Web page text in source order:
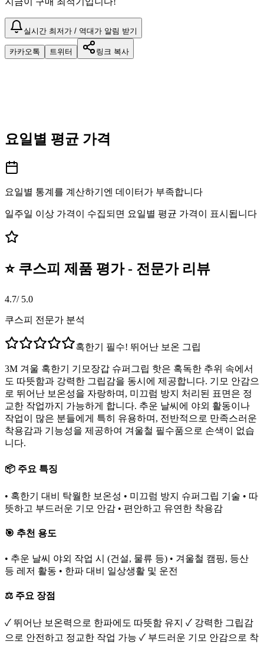
실시간 최저가 / 역대가 알림 받기
카카오톡 트위터 링크 복사
요일별 평균 가격
요일별 통계를 계산하기엔 데이터가 부족합니다
일주일 이상 가격이 수집되면 요일별 평균 가격이 표시됩니다
⭐ 쿠스피 제품 평가 - 전문가 리뷰
4.7/ 5.0
쿠스피 전문가 분석
혹한기 필수! 뛰어난 보온 그립
3M 겨울 혹한기 기모장갑 슈퍼그립 핫은 혹독한 추위 속에서
도 따뜻함과 강력한 그립감을 동시에 제공합니다. 기모 안감으
로 뛰어난 보온성을 자랑하며, 미끄럼 방지 처리된 표면은 정
교한 작업까지 가능하게 합니다. 추운 날씨에 야외 활동이나
작업이 많은 분들에게 특히 유용하며, 전반적으로 만족스러운
착용감과 기능성을 제공하여 겨울철 필수품으로 손색이 없습
니다.
📦 주요 특징
• 혹한기 대비 탁월한 보온성 • 미끄럼 방지 슈퍼그립 기술 • 따
뜻하고 부드러운 기모 안감 • 편안하고 유연한 착용감
🎯 추천 용도
• 추운 날씨 야외 작업 시 (건설, 물류 등) • 겨울철 캠핑, 등산
등 레저 활동 • 한파 대비 일상생활 및 운전
⚖️ 주요 장점
✓ 뛰어난 보온력으로 한파에도 따뜻함 유지 ✓ 강력한 그립감
으로 안전하고 정교한 작업 가능 ✓ 부드러운 기모 안감으로 착